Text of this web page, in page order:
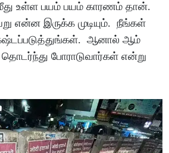
உள்ள பயம் பயம் காரணம் தான்.
என்ன இருக்க முடியும். நீங்கள்
கஷ்டப்படுத்துங்கள். ஆனால் ஆம்
போராடுவார்கள் என்று